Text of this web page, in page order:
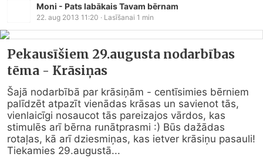
Moni - Pats labākais Tavam bērnam
22. aug 2013 11:20 · Lasīšanai 1 min
Pekausīšiem 29.augusta nodarbības
tēma - Krāsiņas
Šajā nodarbībā par krāsiņām - centīsimies bērniem
palīdzēt atpazīt vienādas krāsas un savienot tās,
vienlaicīgi nosaucot tās pareizajos vārdos, kas
stimulēs arī bērna runātprasmi :) Būs dažādas
rotaļas, kā arī dziesmiņas, kas ietver krāsiņu pasauli!
Tiekamies 29.augustā...